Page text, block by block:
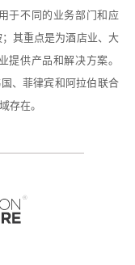
于不同的业务部门和应
其重点是为酒店业、大
提供产品和解决方案。
、菲律宾和阿拉伯联合
存在。